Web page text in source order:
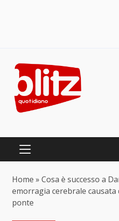
content
PRIMARY
Home » Cosa è successo a
emorragia cerebrale causata
ponte